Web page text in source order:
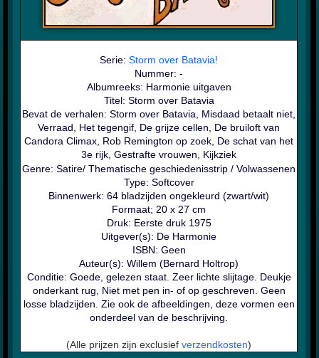
Serie:Storm over Batavia!
Nummer: -
Albumreeks: Harmonie uitgaven
Titel: Storm over Batavia
Bevat de verhalen: Storm over Batavia, Misdaad betaalt niet,
Verraad, Het tegengif, De grijze cellen, De bruiloft van
Candora Climax, Rob Remington op zoek, De schat van het
3e rijk, Gestrafte vrouwen, Kijkziek
Genre:Satire/ Thematische geschiedenisstrip / Volwassenen
Type: Softcover
Binnenwerk: 64 bladzijden ongekleurd (zwart/wit)
Formaat; 20 x 27 cm
Druk: Eerste druk 1975
Uitgever(s): De Harmonie
ISBN: Geen
Auteur(s): Willem (Bernard Holtrop)
Conditie: Goede, gelezen staat. Zeer lichte slijtage. Deukje
onderkant rug, Niet met pen in- of op geschreven. Geen
losse bladzijden. Zie ook de afbeeldingen, deze vormen een
onderdeel van de beschrijving.
(Alle prijzen zijn exclusiefverzendkosten)